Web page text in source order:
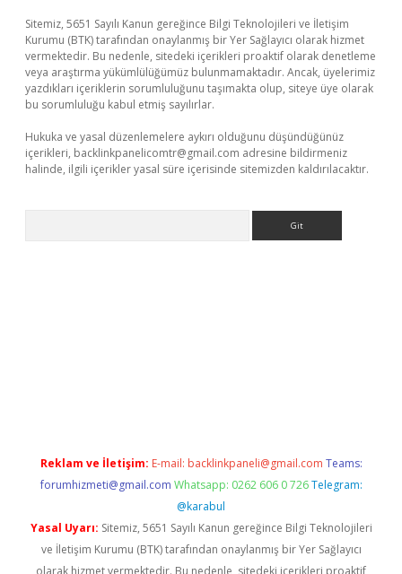
Sitemiz, 5651 Sayılı Kanun gereğince Bilgi Teknolojileri ve İletişim
Kurumu (BTK) tarafından onaylanmış bir Yer Sağlayıcı olarak hizmet
vermektedir. Bu nedenle, sitedeki içerikleri proaktif olarak denetleme
veya araştırma yükümlülüğümüz bulunmamaktadır. Ancak, üyelerimiz
yazdıkları içeriklerin sorumluluğunu taşımakta olup, siteye üye olarak
bu sorumluluğu kabul etmiş sayılırlar.
Hukuka ve yasal düzenlemelere aykırı olduğunu düşündüğünüz
içerikleri, backlinkpanelicomtr@gmail.com adresine bildirmeniz
halinde, ilgili içerikler yasal süre içerisinde sitemizden kaldırılacaktır.
Reklam ve İletişim: E-mail: backlinkpaneli@gmail.com Teams:
forumhizmeti@gmail.com Whatsapp: 0262 606 0 726 Telegram:
@karabul
Yasal Uyarı: Sitemiz, 5651 Sayılı Kanun gereğince Bilgi Teknolojileri
ve İletişim Kurumu (BTK) tarafından onaylanmış bir Yer Sağlayıcı
olarak hizmet vermektedir. Bu nedenle, sitedeki içerikleri proaktif